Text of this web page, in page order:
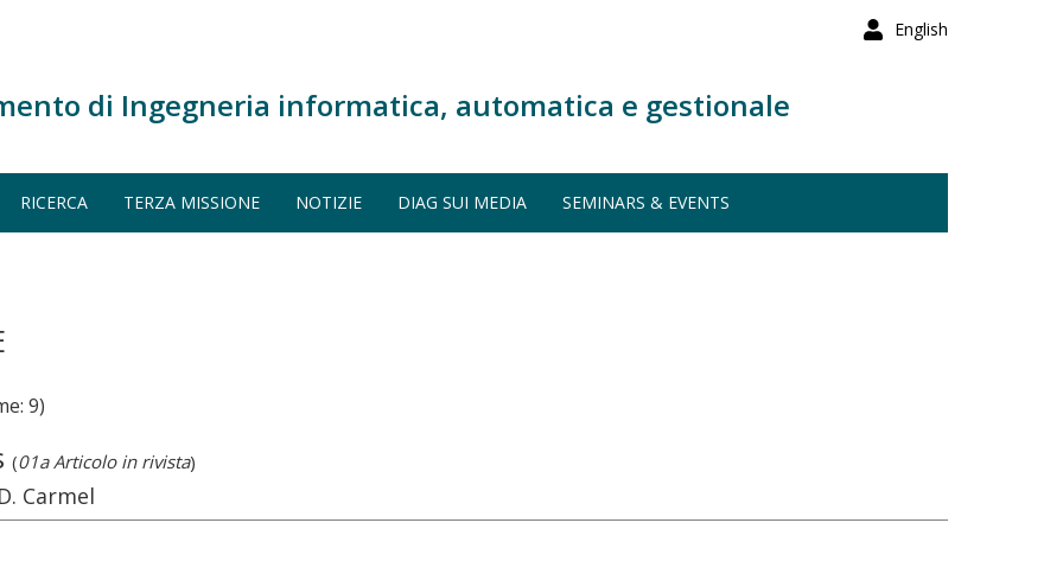
English
di Ingegneria informatica, automatica e gestionale
RICERCA TERZA MISSIONE NOTIZIE DIAG SUI MEDIA SEMINARS & EVENTS
9)
(01a Articolo in rivista)
Carmel